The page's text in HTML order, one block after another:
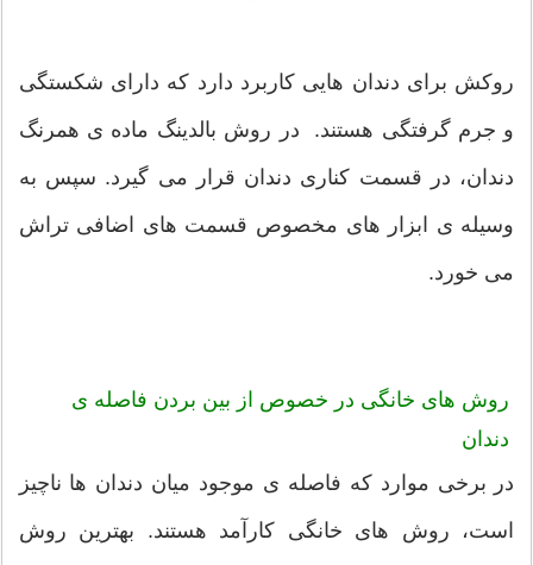
روکش برای دندان هایی کاربرد دارد که دارای شکستگی
و جرم گرفتگی هستند. در روش بالدینگ ماده ی همرنگ
دندان، در قسمت کناری دندان قرار می گیرد. سپس به
وسیله ی ابزار های مخصوص قسمت های اضافی تراش
می خورد.
روش های خانگی در خصوص از بین بردن فاصله ی
دندان
در برخی موارد که فاصله ی موجود میان دندان ها ناچیز
است، روش های خانگی کارآمد هستند. بهترین روش